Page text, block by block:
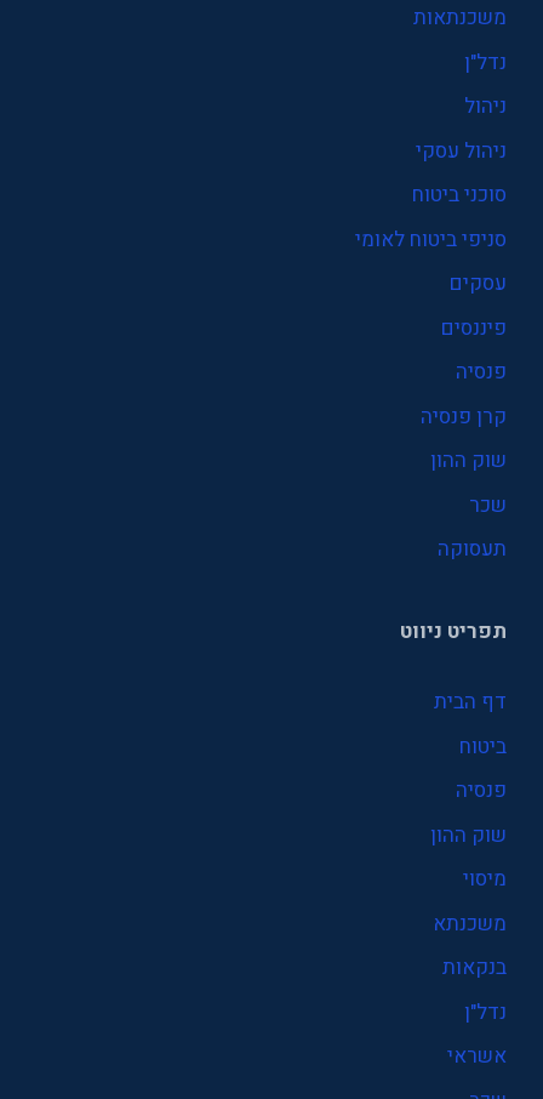
משכנתאות
נדל"ן
ניהול
ניהול עסקי
סוכני ביטוח
סניפי ביטוח לאומי
עסקים
פיננסים
פנסיה
קרן פנסיה
שוק ההון
שכר
תעסוקה
תפריט ניווט
דף הבית
ביטוח
פנסיה
שוק ההון
מיסוי
משכנתא
בנקאות
נדל"ן
אשראי